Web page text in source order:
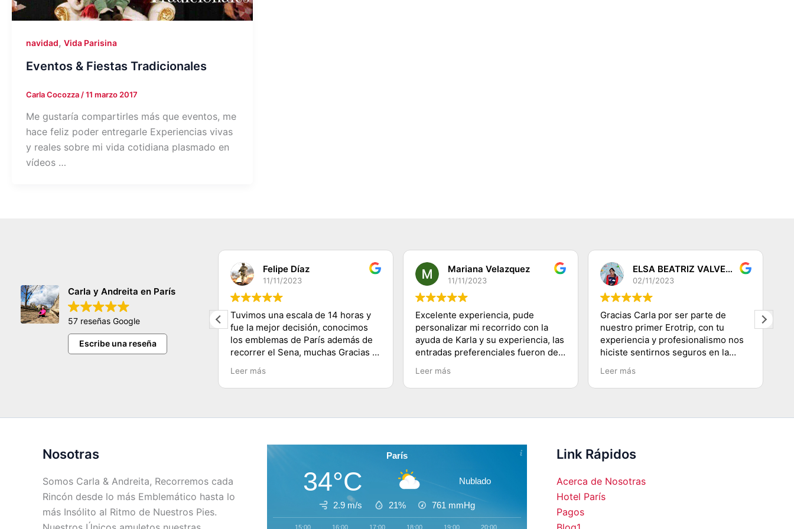
navidad, Vida Parisina
Eventos & Fiestas Tradicionales
Carla Cocozza /11 marzo 2017
Me gustaría compartirles más que eventos, me
hace feliz poder entregarle Experiencias vivas
y reales sobre mi vida cotidiana plasmado en
vídeos …
Carla y Andreita en París
57 reseñas Google
Escribe una reseña
hermosa persona nos encanto
conocer tantos lugares y de una
manera muy dinamica y facil
Felipe Díaz
11/11/2023
Tuvimos una escala de 14 horas y
fue la mejor decisión, conocimos
los emblemas de París además de
recorrer el Sena, muchas Gracias a
Carla y a su equipo y 100%
Recomendado, saludos desde
Chile.
Leer más
Mariana Velazquez
11/11/2023
Excelente experiencia, pude
personalizar mi recorrido con la
ayuda de Karla y su experiencia, las
entradas preferenciales fueron de
lo mejor te ahorras las filas! Muy
buenos tips y explicaciones de los
lugares visitados. Es hermoso
Leer más
ELSA BEATRIZ VALVERDE DEZA
02/11/2023
Gracias Carla por ser parte de
nuestro primer Erotrip, con tu
experiencia y profesionalismo nos
hiciste sentirnos seguros en la
ciudad Luz, conociendo lugares
emblemáticos, subir a la Torre
Eiffel, recorriendo el Río
Leer más
Nosotras
Somos Carla & Andreita, Recorremos cada
Rincón desde lo más Emblemático hasta lo
más Insólito al Ritmo de Nuestros Pies.
París
34°C Nublado
2.9 m/s 21% 761 mmHg
15:00 16:00 17:00 18:00 19:00 20:00 22:00
Link Rápidos
Acerca de Nosotras
Hotel París
Pagos